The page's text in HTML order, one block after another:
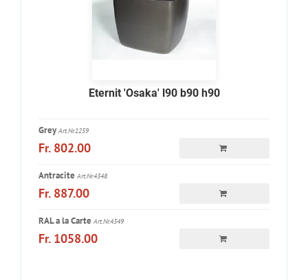
Eternit 'Osaka' l90 b90 h90
Grey Art.Nr.1259
Fr. 802.00
Antracite Art.Nr.4348
Fr. 887.00
RAL a la Carte Art.Nr.4349
Fr. 1058.00